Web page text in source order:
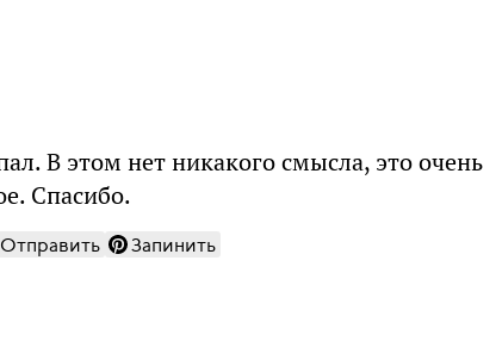
В этом нет никакого смысла, это очень
Спасибо.
Отправить Запинить